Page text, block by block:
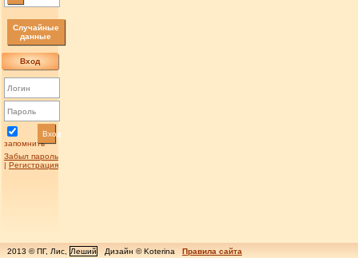
Случайные
данные
Вход
запомнить
Вход
Забыл пароль
| Регистрация
2013 © ПГ, Лис, Леший Дизайн © Koterina
Правила сайта